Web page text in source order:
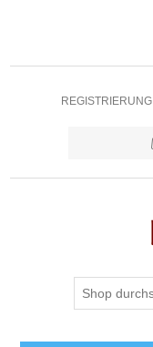
REGISTRIERUNG